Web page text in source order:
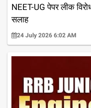
NEET-UG पेपर लीक
सलाह
24 July 2026 6:02 AM